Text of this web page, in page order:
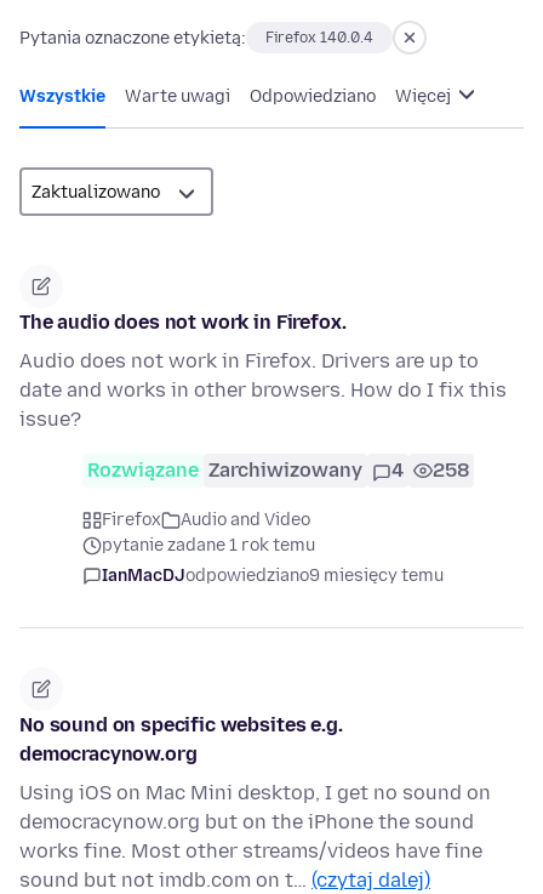
Pytania oznaczone etykietą: Firefox 140.0.4
Wszystkie Warte uwagi Odpowiedziano Więcej
The audio does not work in Firefox.
Audio does not work in Firefox. Drivers are up to
date and works in other browsers. How do I fix this
issue?
Rozwiązane Zarchiwizowany 4 258
Firefox
Audio and Video
pytanie zadane 1 rok temu
IanMacDJodpowiedziano9 miesięcy temu
No sound on specific websites e.g.
democracynow.org
Using iOS on Mac Mini desktop, I get no sound on
democracynow.org but on the iPhone the sound
works fine. Most other streams/videos have fine
sound but not imdb.com on t… (czytaj dalej)